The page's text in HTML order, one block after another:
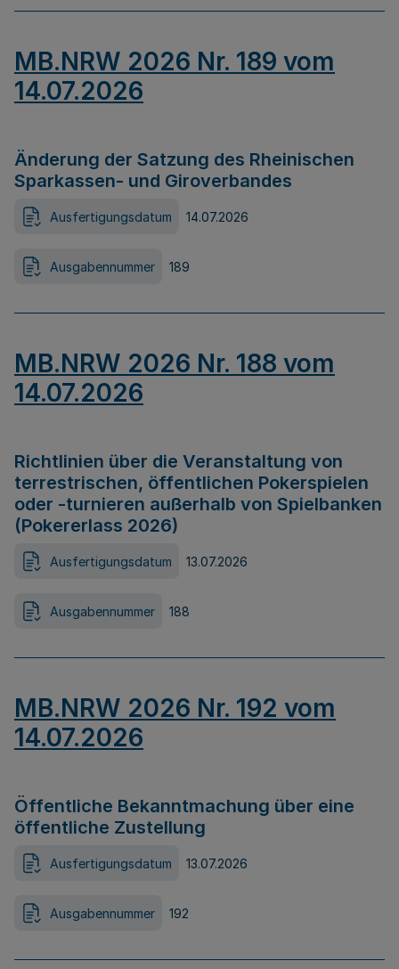
MB.NRW 2026 Nr. 189 vom
14.07.2026
Änderung der Satzung des Rheinischen
Sparkassen- und Giroverbandes
Ausfertigungsdatum 14.07.2026
Ausgabennummer 189
MB.NRW 2026 Nr. 188 vom
14.07.2026
Richtlinien über die Veranstaltung von
terrestrischen, öffentlichen Pokerspielen
oder -turnieren außerhalb von Spielbanken
(Pokererlass 2026)
Ausfertigungsdatum 13.07.2026
Ausgabennummer 188
MB.NRW 2026 Nr. 192 vom
14.07.2026
Öffentliche Bekanntmachung über eine
öffentliche Zustellung
Ausfertigungsdatum 13.07.2026
Ausgabennummer 192